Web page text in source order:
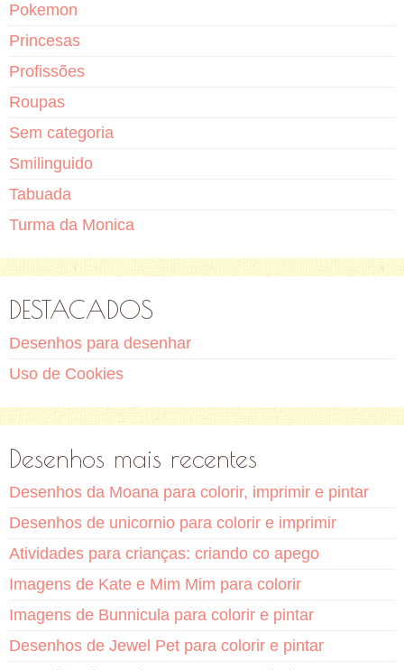
Pokemon
Princesas
Profissões
Roupas
Sem categoria
Smilinguido
Tabuada
Turma da Monica
DESTACADOS
Desenhos para desenhar
Uso de Cookies
Desenhos mais recentes
Desenhos da Moana para colorir, imprimir e pintar
Desenhos de unicornio para colorir e imprimir
Atividades para crianças: criando co apego
Imagens de Kate e Mim Mim para colorir
Imagens de Bunnicula para colorir e pintar
Desenhos de Jewel Pet para colorir e pintar